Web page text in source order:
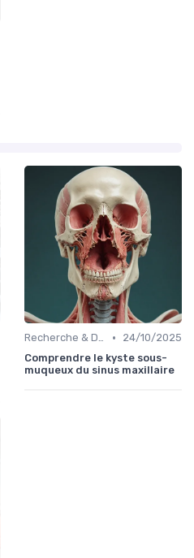
Recherche & Développement •
24/10/2025
Comprendre le kyste sous-
muqueux du sinus maxillaire